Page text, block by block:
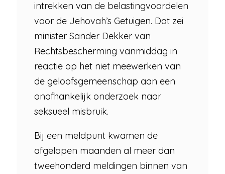
intrekken van de belastingvoordelen
voor de Jehovah’s Getuigen. Dat zei
minister Sander Dekker van
Rechtsbescherming vanmiddag in
reactie op het niet meewerken van
de geloofsgemeenschap aan een
onafhankelijk onderzoek naar
seksueel misbruik.
Bij een meldpunt kwamen de
afgelopen maanden al meer dan
tweehonderd meldingen binnen van